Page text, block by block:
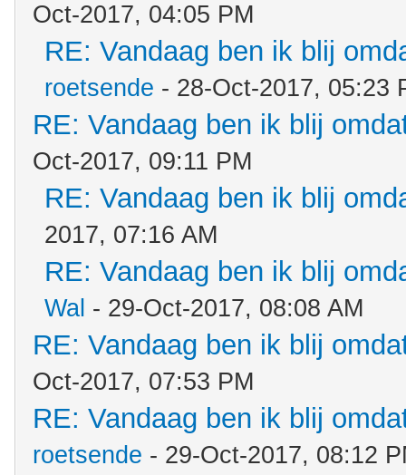
Oct-2017, 04:05 PM
RE: Vandaag ben ik blij
roetsende - 28-Oct-2017, 05:23
RE: Vandaag ben ik blij
Oct-2017, 09:11 PM
RE: Vandaag ben ik blij
2017, 07:16 AM
RE: Vandaag ben ik blij
Wal - 29-Oct-2017, 08:08 AM
RE: Vandaag ben ik blij
Oct-2017, 07:53 PM
RE: Vandaag ben ik blij
roetsende - 29-Oct-2017, 08:12